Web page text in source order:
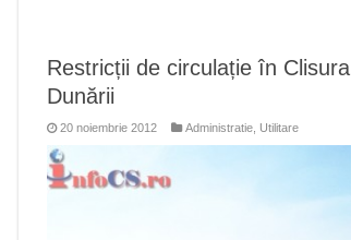
Restricții de circulație în Clisura
Dunării
20 noiembrie 2012 Administratie Utilitare